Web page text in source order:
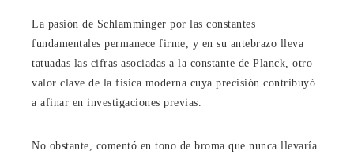
La pasión de Schlamminger por las constantes
fundamentales permanece firme, y en su antebrazo lleva
tatuadas las cifras asociadas a la constante de Planck, otro
valor clave de la física moderna cuya precisión contribuyó
a afinar en investigaciones previas.
No obstante, comentó en tono de broma que nunca llevaría